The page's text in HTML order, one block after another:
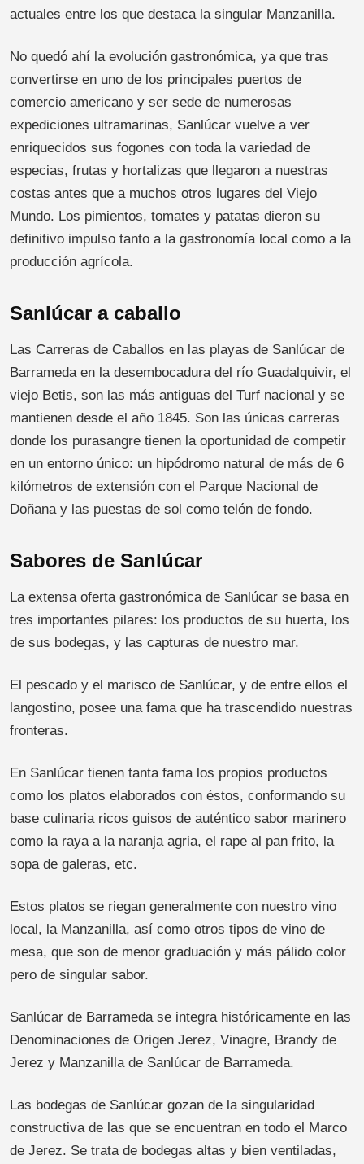
actuales entre los que destaca la singular Manzanilla.
No quedó ahí la evolución gastronómica, ya que tras
convertirse en uno de los principales puertos de
comercio americano y ser sede de numerosas
expediciones ultramarinas, Sanlúcar vuelve a ver
enriquecidos sus fogones con toda la variedad de
especias, frutas y hortalizas que llegaron a nuestras
costas antes que a muchos otros lugares del Viejo
Mundo. Los pimientos, tomates y patatas dieron su
definitivo impulso tanto a la gastronomía local como a la
producción agrícola.
Sanlúcar a caballo
Las Carreras de Caballos en las playas de Sanlúcar de
Barrameda en la desembocadura del río Guadalquivir, el
viejo Betis, son las más antiguas del Turf nacional y se
mantienen desde el año 1845. Son las únicas carreras
donde los purasangre tienen la oportunidad de competir
en un entorno único: un hipódromo natural de más de 6
kilómetros de extensión con el Parque Nacional de
Doñana y las puestas de sol como telón de fondo.
Sabores de Sanlúcar
La extensa oferta gastronómica de Sanlúcar se basa en
tres importantes pilares: los productos de su huerta, los
de sus bodegas, y las capturas de nuestro mar.
El pescado y el marisco de Sanlúcar, y de entre ellos el
langostino, posee una fama que ha trascendido nuestras
fronteras.
En Sanlúcar tienen tanta fama los propios productos
como los platos elaborados con éstos, conformando su
base culinaria ricos guisos de auténtico sabor marinero
como la raya a la naranja agria, el rape al pan frito, la
sopa de galeras, etc.
Estos platos se riegan generalmente con nuestro vino
local, la Manzanilla, así como otros tipos de vino de
mesa, que son de menor graduación y más pálido color
pero de singular sabor.
Sanlúcar de Barrameda se integra históricamente en las
Denominaciones de Origen Jerez, Vinagre, Brandy de
Jerez y Manzanilla de Sanlúcar de Barrameda.
Las bodegas de Sanlúcar gozan de la singularidad
constructiva de las que se encuentran en todo el Marco
de Jerez. Se trata de bodegas altas y bien ventiladas,